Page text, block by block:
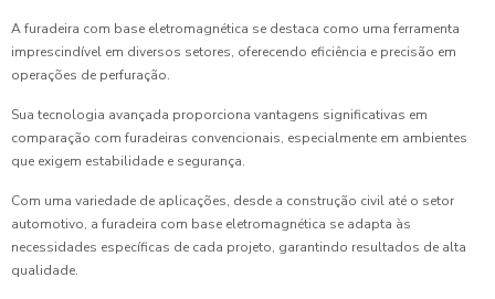
A furadeira com base eletromagnética se destaca como uma ferramenta
imprescindível em diversos setores, oferecendo eficiência e precisão em
operações de perfuração.
Sua tecnologia avançada proporciona vantagens significativas em
comparação com furadeiras convencionais, especialmente em ambientes
que exigem estabilidade e segurança.
Com uma variedade de aplicações, desde a construção civil até o setor
automotivo, a furadeira com base eletromagnética se adapta às
necessidades específicas de cada projeto, garantindo resultados de alta
qualidade.